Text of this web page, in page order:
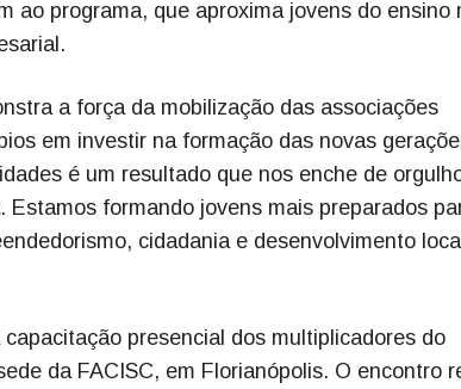
ao programa, que aproxima jovens do ensino
a força da mobilização das associações
em investir na formação das novas
é um resultado que nos enche de
formando jovens mais preparados
cidadania e desenvolvimento
presencial dos multiplicadores do
da FACISC, em Florianópolis. O encontro